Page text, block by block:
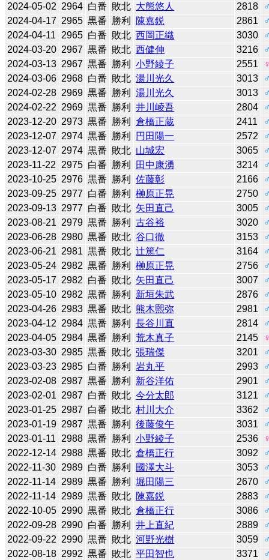
2024-05-02 2964 白番 敗北 大熊悠人 2818
2024-04-17 2965 黒番 勝利 陳嘉鋭 2861
2024-04-11
2965 白番 敗北 西岡正織 3030
2024-03-20 2967 黒番 敗北 西健伸 3216
2024-03-13 2967 黒番 勝利 小野綾子 2551
2024-03-06 2968 白番 敗北 湯川光久 3013
2024-02-28 2969 黒番 勝利 湯川光久 3013
2024-02-22 2969 黒番 勝利 井川崚吾 2804
2023-12-20 2973 黒番 勝利 倉橋正蔵 2411
2023-12-07 2974 黒番 勝利 円田陽一 2572
2023-12-07 2974 黒番 敗北 山城宏 3065
2023-11-22
2975 白番 勝利 田中康湧 3214
2023-10-25 2976 黒番 勝利 佐藤彰 2166
2023-09-25 2977 白番 勝利 榊原正晃 2750
2023-09-13 2977 白番 敗北 矢田直己 3005
2023-08-21 2979 黒番 勝利 古谷裕 3020
2023-06-28 2980 黒番 敗北 谷口徹 3153
2023-06-21 2981 黒番 敗北 辻󠄀篤仁 3164
2023-05-24 2982 黒番 勝利 榊原正晃 2756
2023-05-17 2982 白番 敗北 矢田直己 3007
2023-05-10 2982 黒番 勝利 新垣朱武 2876
2023-04-26 2983 黒番 敗北 熊木熙弥 2981
2023-04-12 2984 黒番 勝利 長谷川直 2814
2023-04-05 2984 黒番 勝利 荒木真子 2145
2023-03-30 2985 黒番 敗北 張瑞傑 3201
2023-03-23 2985 白番 勝利 岩丸平 2993
2023-02-08 2987 黒番 勝利 新谷洋佑 2901
2023-02-01 2987 白番 敗北 今分太郎 3121
2023-01-25 2987 白番 敗北 村川大介 3362
2023-01-19 2987 黒番 勝利 後藤俊午 3031
2023-01-11
2988 黒番 勝利 小野綾子 2536
2022-12-14 2988 黒番 敗北 倉橋正行 3092
2022-11-30 2989 白番 勝利 國澤大斗 3053
2022-11-14 2989 黒番 勝利 堀田陽三 2670
2022-11-14 2989 黒番 敗北 陳嘉鋭 2883
2022-10-05 2990 黒番 敗北 倉橋正行 3086
2022-09-28 2990 白番 勝利 井上直紀 2889
2022-09-22 2990 黒番 敗北 河野光樹 3059
2022-08-18 2992 黒番 敗北 平田智也 3371